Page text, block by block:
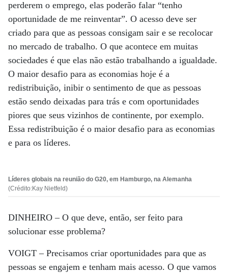
perderem o emprego, elas poderão falar “tenho
oportunidade de me reinventar”. O acesso deve ser
criado para que as pessoas consigam sair e se recolocar
no mercado de trabalho. O que acontece em muitas
sociedades é que elas não estão trabalhando a igualdade.
O maior desafio para as economias hoje é a
redistribuição, inibir o sentimento de que as pessoas
estão sendo deixadas para trás e com oportunidades
piores que seus vizinhos de continente, por exemplo.
Essa redistribuição é o maior desafio para as economias
e para os líderes.
Líderes globais na reunião do G20, em Hamburgo, na Alemanha
(Crédito:Kay Nietfeld)
DINHEIRO –O que deve, então, ser feito para
solucionar esse problema?
VOIGT –Precisamos criar oportunidades para que as
pessoas se engajem e tenham mais acesso. O que vamos